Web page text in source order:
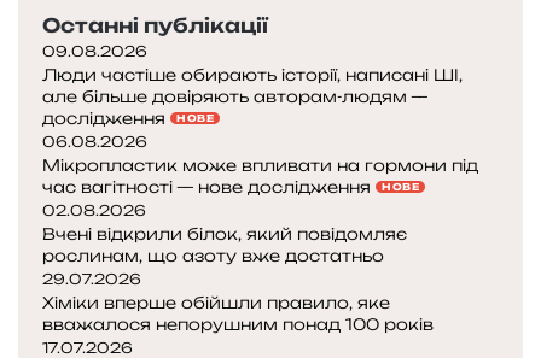
Н
і
к
о
л
у
Т
е
с
л
у
и
м
с
а
м
о
м
у
:
п
о
р
а
д
т
у
м
я
к
р
і
д
и
н
у
?
П
щ
о
в
с
е
л
ю
д
с
т
в
о
о
Останні публікації
09.08.2026
Люди частіше обирають історії, написані ШІ,
але більше довіряють авторам-людям —
дослідження
НОВЕ
06.08.2026
Мікропластик може впливати на гормони під
час вагітності — нове дослідження
НОВЕ
02.08.2026
Вчені відкрили білок, який повідомляє
рослинам, що азоту вже достатньо
29.07.2026
Хіміки вперше обійшли правило, яке
вважалося непорушним понад 100 років
17.07.2026